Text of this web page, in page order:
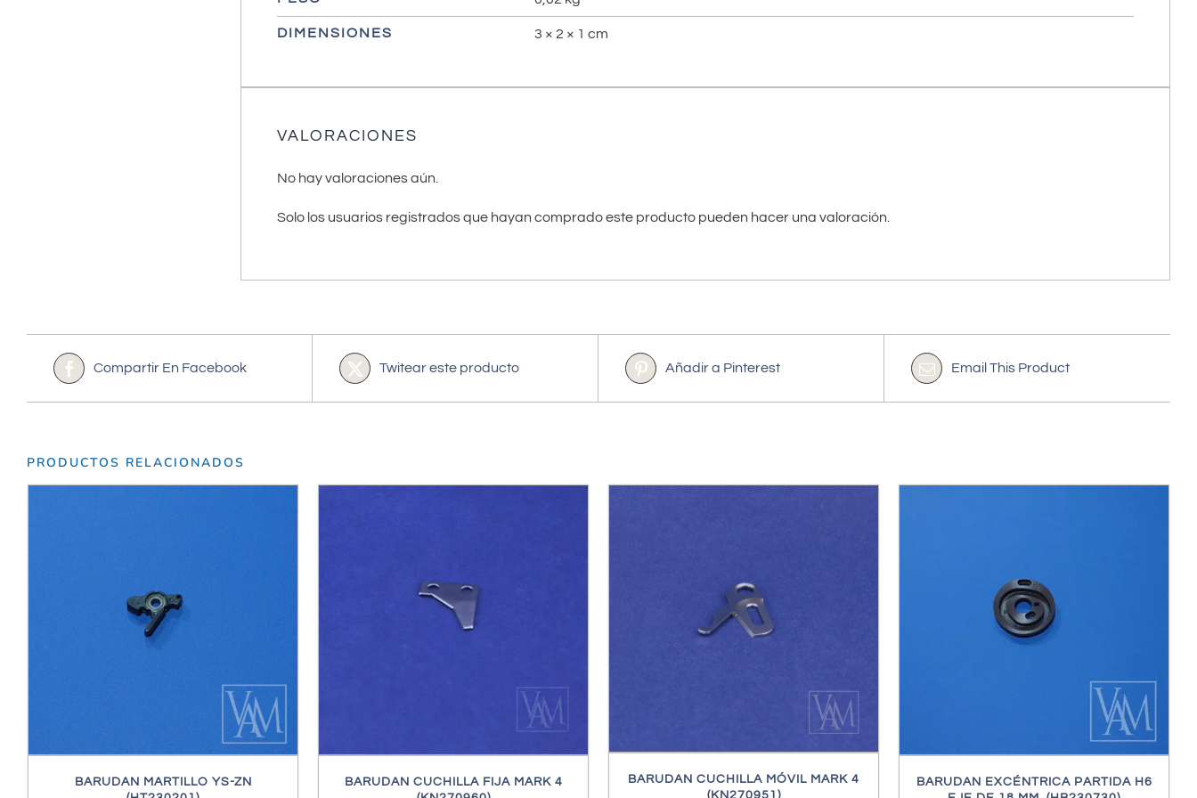
DIMENSIONES 3 × 2 × 1 cm
VALORACIONES
No hay valoraciones aún.
Solo los usuarios registrados que hayan comprado este producto pueden hacer una valoración.
Compartir En Facebook Twitear este producto Añadir a Pinterest Email This Product
PRODUCTOS RELACIONADOS
BARUDAN MARTILLO YS-ZN
/ DETALLES
BARUDAN CUCHILLA FIJA MARK 4
DETALLES
BARUDAN CUCHILLA MÓVIL MARK 4
/ DETALLES
BARUDAN EXCÉNTRICA PARTIDA H6